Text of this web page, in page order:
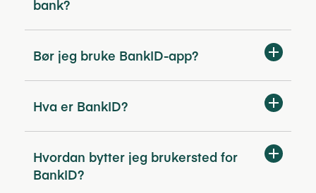
bank?
Bør jeg bruke BankID-app?
Hva er BankID?
Hvordan bytter jeg brukersted for
BankID?